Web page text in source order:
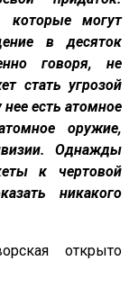
которые могут
в десяток
говоря, не
стать угрозой
есть атомное
оружие,
Однажды
к чертовой
никакого
открыто